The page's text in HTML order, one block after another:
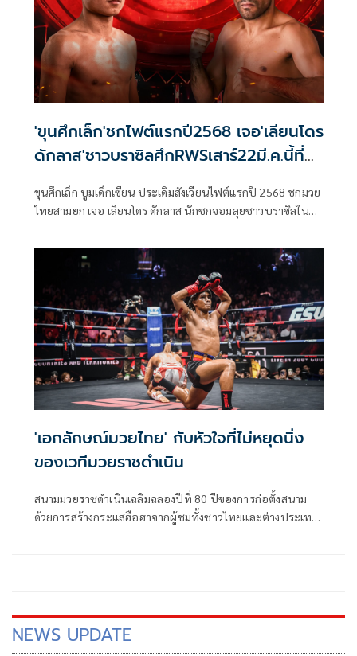
'ขุนศึกเล็ก'ชกไฟต์แรกปี2568 เจอ'เลียนโดร
ดักลาส'ชาวบราซิลศึกRWSเสาร์22มี.ค.นี้ที่
ราชดำเนิน
ขุนศึกเล็ก บูมเด็กเซียน ประเดิมสังเวียนไฟต์แรกปี 2568 ชกมวย
ไทยสามยก เจอ เลียนโดร ดักลาส นักชกจอมลุยชาวบราซิลใน
เวทีราชดำเนิน
'เอกลักษณ์มวยไทย' กับหัวใจที่ไม่หยุดนิ่ง
ของเวทีมวยราชดำเนิน
สนามมวยราชดำเนินเฉลิมฉลองปีที่ 80 ปีของการก่อตั้งสนาม
ด้วยการสร้างกระแสฮือฮาจากผู้ชมทั้งชาวไทยและต่างประเทศ
ร่วมสมัยในปัจจุบัน เช่นเดียวกับหลายสิ่งหลายอย่างในสนามมวย
แห่งนี้ ที่ยังคงเก็บรักษาอัตลักษณ์ของมวยไทยไว้อย่างเข้มข้น
NEWS UPDATE